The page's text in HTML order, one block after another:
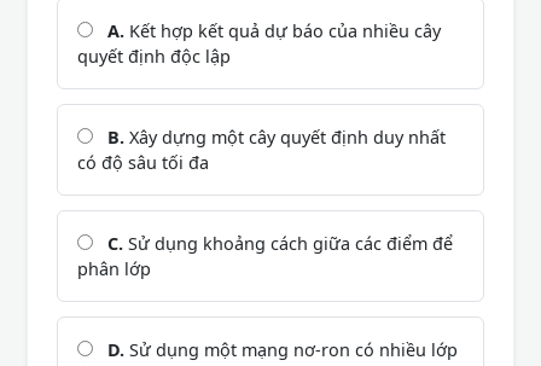
A. Kết hợp kết quả dự báo của nhiều cây
quyết định độc lập
B. Xây dựng một cây quyết định duy nhất
có độ sâu tối đa
C. Sử dụng khoảng cách giữa các điểm để
phân lớp
D. Sử dụng một mạng nơ-ron có nhiều lớp